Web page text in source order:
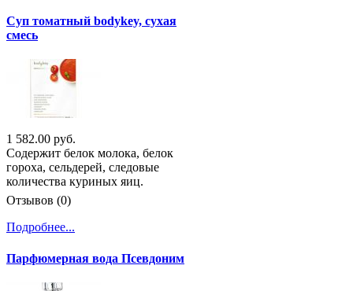
Суп томатный bodykey, сухая
смесь
1 582.00 руб.
Содержит белок молока, белок
гороха, сельдерей, следовые
количества куриных яиц.
Отзывов (0)
Подробнее...
Парфюмерная вода Псевдоним